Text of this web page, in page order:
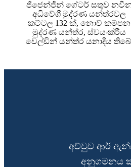
ජිජෙන්ජින් ගේටර් සතුව
අධිවේගී මුද්රණ යන්ත්රවල
කට්ටල 132 ක්, නොච් කම්පන
මුද්රණ යන්ත්ර, ස්වයංක්රීය
වෙල්ඩින් යන්ත්ර යනාදිය
අච්චුව ආර්
අනුගමනය